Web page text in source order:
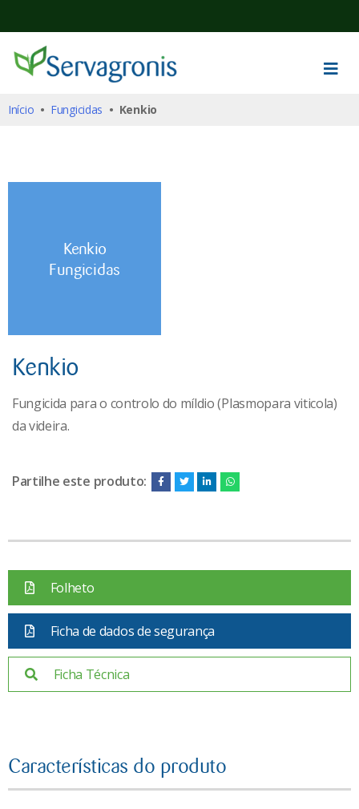
Início • Fungicidas • Kenkio
Kenkio
Fungicidas
Kenkio
Fungicida para o controlo do míldio (Plasmopara viticola)
da videira.
Partilhe este produto:
Folheto
Ficha de dados de segurança
Ficha Técnica
Características do produto